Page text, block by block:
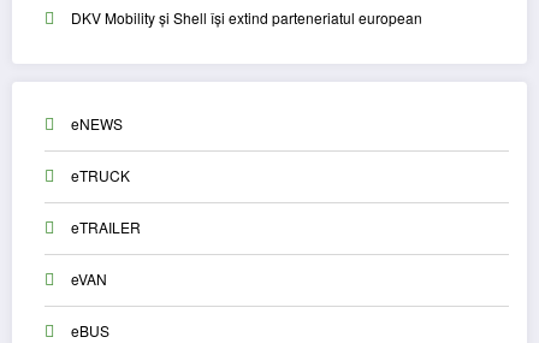
DKV Mobility și Shell își extind parteneriatul european
eNEWS
eTRUCK
eTRAILER
eVAN
eBUS